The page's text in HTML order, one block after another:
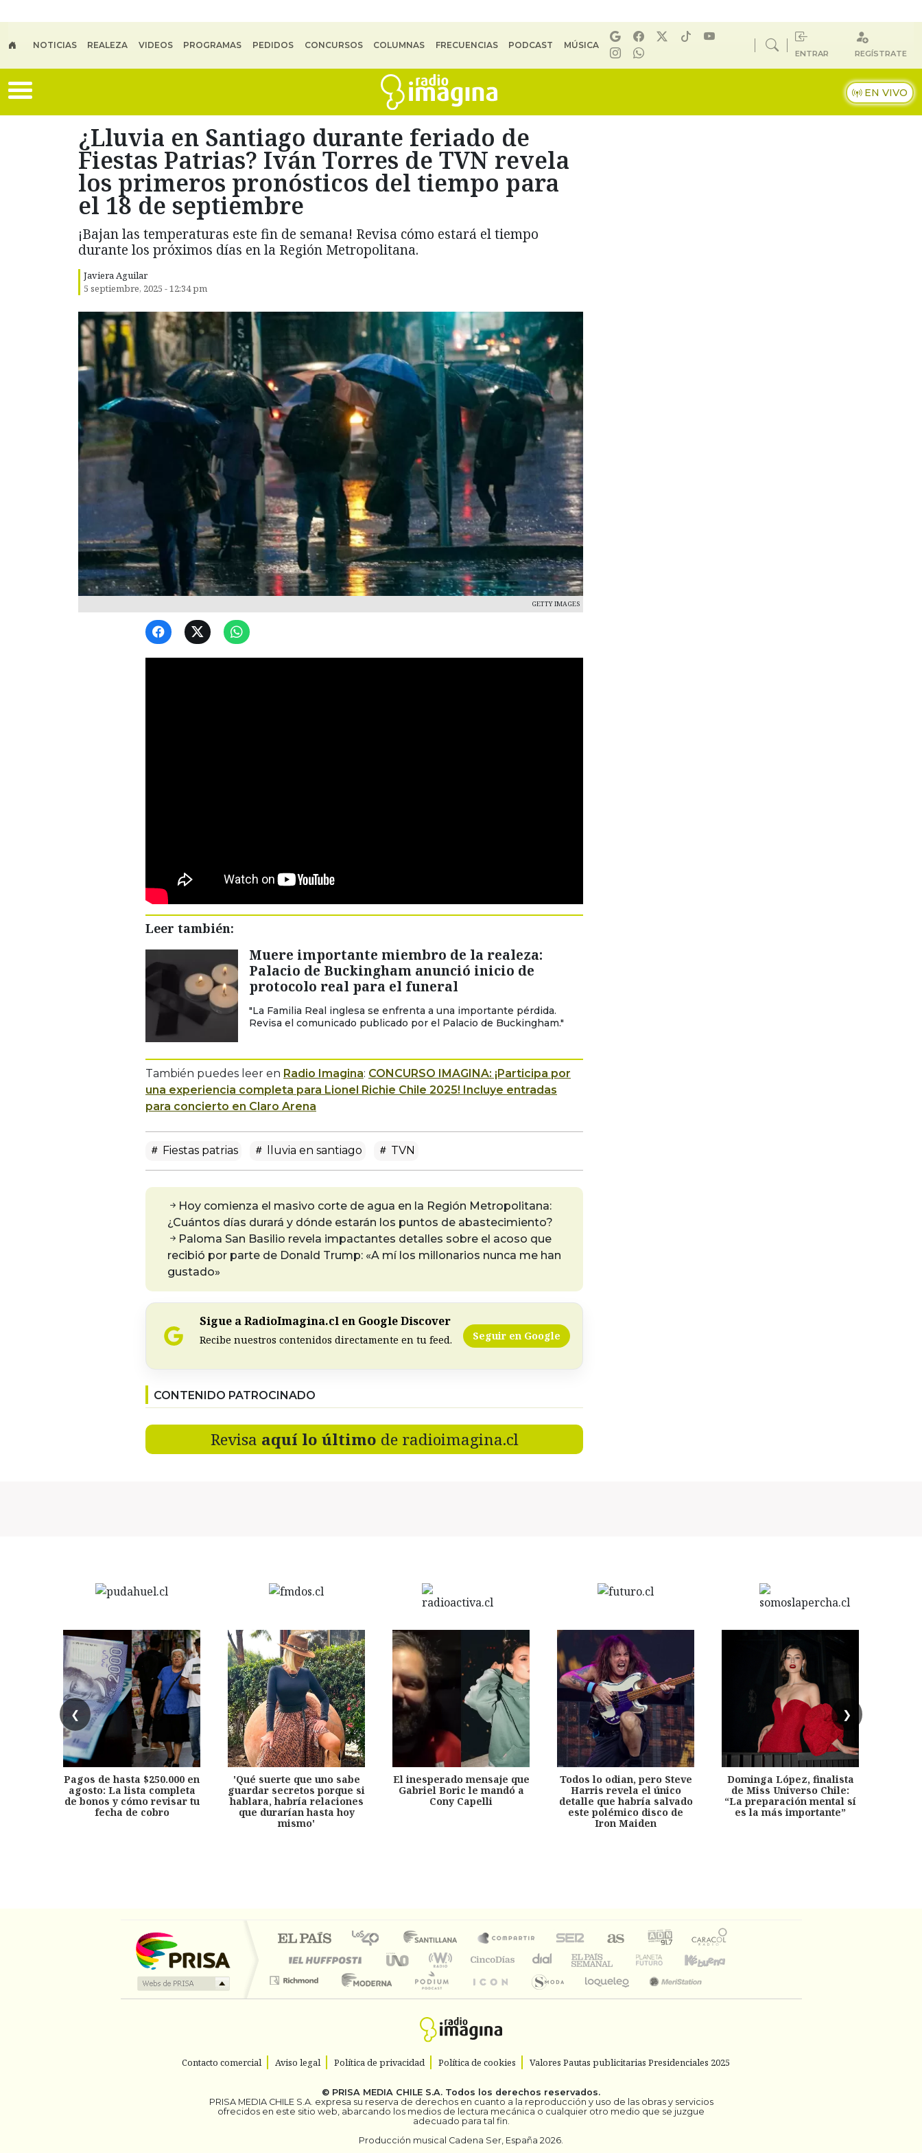
NOTICIAS REALEZA VIDEOS PROGRAMAS PEDIDOS CONCURSOS COLUMNAS FRECUENCIAS PODCAST MÚSICA
ENTRAR REGÍSTRATE
EN VIVO
¿Lluvia en Santiago durante feriado de
Fiestas Patrias? Iván Torres de TVN revela
los primeros pronósticos del tiempo para
el 18 de septiembre
¡Bajan las temperaturas este fin de semana! Revisa cómo estará el tiempo
durante los próximos días en la Región Metropolitana.
Javiera Aguilar
5 septiembre, 2025 - 12:34 pm
GETTY IMAGES
Leer también:
Muere importante miembro de la realeza:
Palacio de Buckingham anunció inicio de
protocolo real para el funeral
"La Familia Real inglesa se enfrenta a una importante pérdida.
Revisa el comunicado publicado por el Palacio de Buckingham."
También puedes leer en Radio Imagina: CONCURSO IMAGINA: ¡Participa por
una experiencia completa para Lionel Richie Chile 2025! Incluye entradas
para concierto en Claro Arena
Fiestas patrias lluvia en santiago TVN
Hoy comienza el masivo corte de agua en la Región Metropolitana:
¿Cuántos días durará y dónde estarán los puntos de abastecimiento?
Paloma San Basilio revela impactantes detalles sobre el acoso que
recibió por parte de Donald Trump: «A mí los millonarios nunca me han
gustado»
Sigue a RadioImagina.cl en Google Discover
Recibe nuestros contenidos directamente en tu feed. Seguir en Google
CONTENIDO PATROCINADO
Revisa aquí lo último de radioimagina.cl
❮ ❯
Pagos de hasta $250.000 en
agosto: La lista completa
de bonos y cómo revisar tu
fecha de cobro
'Qué suerte que uno sabe
guardar secretos porque si
hablara, habría relaciones
que durarían hasta hoy
mismo'
El inesperado mensaje que
Gabriel Boric le mandó a
Cony Capelli
Todos lo odian, pero Steve
Harris revela el único
detalle que habría salvado
este polémico disco de
Iron Maiden
Dominga López, finalista
de Miss Universo Chile:
“La preparación mental sí
es la más importante”
Contacto comercial Aviso legal Política de privacidad Política de cookies Valores Pautas publicitarias Presidenciales 2025
© PRISA MEDIA CHILE S.A. Todos los derechos reservados.
PRISA MEDIA CHILE S.A. expresa su reserva de derechos en cuanto a la reproducción y uso de las obras y servicios
ofrecidos en este sitio web, abarcando los medios de lectura mecánica o cualquier otro medio que se juzgue
adecuado para tal fin.
Producción musical Cadena Ser, España 2026.